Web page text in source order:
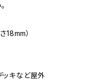
18mm）
ッキなど屋外